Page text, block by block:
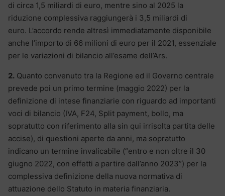
di circa 1,5 miliardi di euro, mentre sino al 2025 la
riduzione complessiva raggiungerà i 3,5 miliardi di
euro. L’accordo rende altresì immediatamente disponibile
anche l’importo di 66 milioni di euro per il 2021, essenziale
per le variazioni di bilancio all’esame dell’Ars.
2. Quanto convenuto tra la Regione ed il Governo centrale
prevede poi un primo termine (maggio 2022) per la
definizione di intese finanziarie con riguardo ad importanti
voci di bilancio (IVA, F24, Split payment, bollo, ma
sopratutto con riferimento alla sin qui irrisolta partita delle
accise), di questioni aperte da anni, ma sopratutto
indicano un termine invalicabile (“entro e non oltre il 30
giugno 2022, con effetti a partire dall’anno 2023”) per la
complessiva definizione della nuova normativa di
attuazione dello Statuto in materia finanziaria.